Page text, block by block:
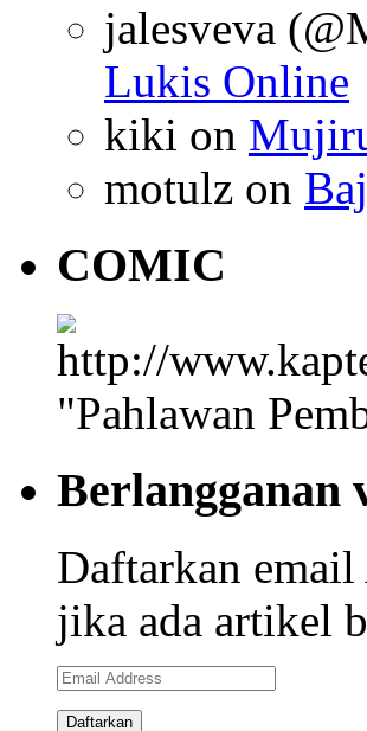
jalesveva
Lukis Online
kiki on
motulz on
COMIC
"Pahlawan
Berlangganan
Daftarkan
jika ada artikel
Email
Address